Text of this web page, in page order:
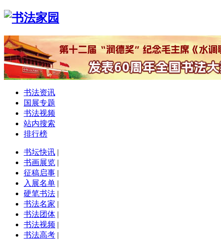
书法资讯
国展专题
书法视频
站内搜索
排行榜
书坛快讯 |
书画展览 |
征稿启事 |
入展名单 |
硬笔书法 |
书法名家 |
书法团体 |
书法视频 |
书法高考 |